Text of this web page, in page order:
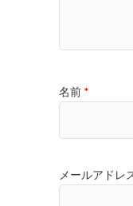
名前 *
メールアドレ